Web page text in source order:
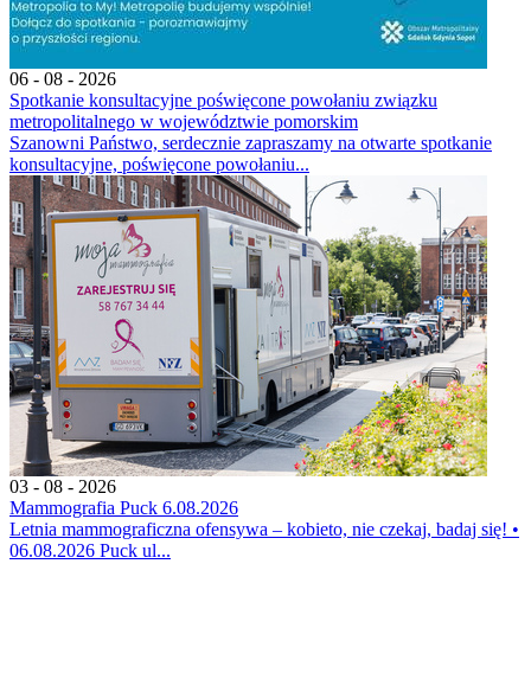
06 - 08 - 2026
Spotkanie konsultacyjne poświęcone powołaniu związku
metropolitalnego w województwie pomorskim
Szanowni Państwo, serdecznie zapraszamy na otwarte spotkanie
konsultacyjne, poświęcone powołaniu...
03 - 08 - 2026
Mammografia Puck 6.08.2026
Letnia mammograficzna ofensywa – kobieto, nie czekaj, badaj się! •
06.08.2026 Puck ul...